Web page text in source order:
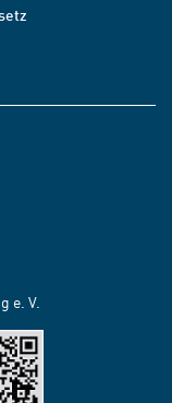
e. V.